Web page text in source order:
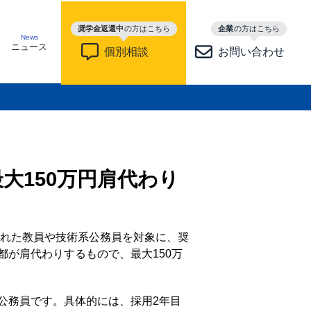
News
ニュース
奨学金返還中の方はこちら
個別相談
企業の方はこちら
お問い合わせ
150万円肩代わり
た教員や技術系公務員を対象に、奨
が肩代わりするもので、最大150万
務員です。具体的には、採用2年目